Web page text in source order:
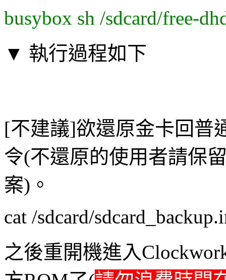
busybox sh /sdcard/free-
▼ 執行過程如下
[不建議]欲還原金卡回普
令(不還原的使用者請保
案)。
cat /sdcard/
之後重開機進入